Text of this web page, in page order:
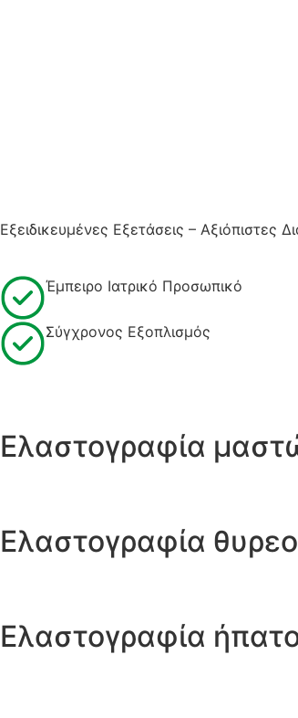
Εξειδικευμένες Εξετάσεις – Αξιόπιστες
Έμπειρο Ιατρικό Προσωπικό
Σύγχρονος Εξοπλισμός
Ελαστογραφία
Ελαστογραφία
Ελαστογραφία